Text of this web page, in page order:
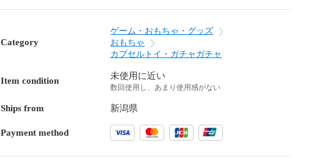
Category
ゲーム・おもちゃ・グッズ
おもちゃ
カプセルトイ・ガチャガチャ
Item condition 未使用に近い
数回使用し、あまり使用感がない
Ships from 新潟県
Payment method